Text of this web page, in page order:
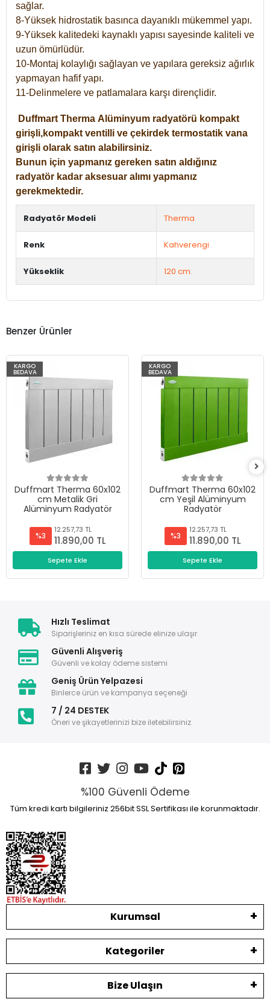
sağlar.
8-Yüksek hidrostatik basınca dayanıklı mükemmel yapı.
9-Yüksek kalitedeki kaynaklı yapısı sayesinde kaliteli ve
uzun ömürlüdür.
10-Montaj kolaylığı sağlayan ve yapılara gereksiz ağırlık
yapmayan hafif yapı.
11-Delinmelere ve patlamalara karşı dirençlidir.
Duffmart Therma Alüminyum radyatörü kompakt
girişli,kompakt ventilli ve çekirdek termostatik vana
girişli olarak satın alabilirsiniz.
Bunun için yapmanız gereken satın aldığınız
radyatör kadar aksesuar alımı yapmanız
gerekmektedir.
Radyatör Modeli Therma
Renk Kahverengi
Yükseklik 120 cm.
Benzer Ürünler
KARGO
BEDAVA
Duffmart Therma 60x102
cm Metalik Gri
Alüminyum Radyatör
%3
12.257,73 TL
11.890,00 TL
Sepete Ekle
KARGO
BEDAVA
Duffmart Therma 60x102
cm Yeşil Alüminyum
Radyatör
%3
12.257,73 TL
11.890,00 TL
Sepete Ekle
Hızlı Teslimat
Siparişleriniz en kısa sürede elinize ulaşır.
Güvenli Alışveriş
Güvenli ve kolay ödeme sistemi
Geniş Ürün Yelpazesi
Binlerce ürün ve kampanya seçeneği
7 / 24 DESTEK
Öneri ve şikayetlerinizi bize iletebilirsiniz.
%100 Güvenli Ödeme
Tüm kredi kartı bilgileriniz 256bit SSL Sertifikası ile korunmaktadır.
Kurumsal
Kategoriler
Bize Ulaşın